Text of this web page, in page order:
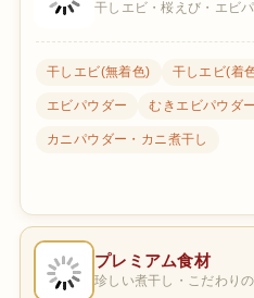
干しエビ・桜えび・エビ
干しエビ(無着色) 干しエビ(着
エビパウダー むきエビパウダー
カニパウダー・カニ煮干し
プレミアム食材
珍しい煮干し・こだわり